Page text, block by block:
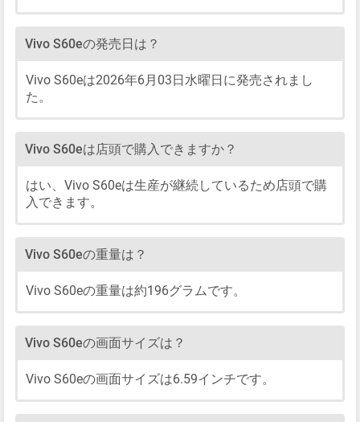
Vivo S60eの発売日は？
Vivo S60eは2026年6月03日水曜日に発売されまし
た。
Vivo S60eは店頭で購入できますか？
はい、Vivo S60eは生産が継続しているため店頭で購
入できます。
Vivo S60eの重量は？
Vivo S60eの重量は約196グラムです。
Vivo S60eの画面サイズは？
Vivo S60eの画面サイズは6.59インチです。